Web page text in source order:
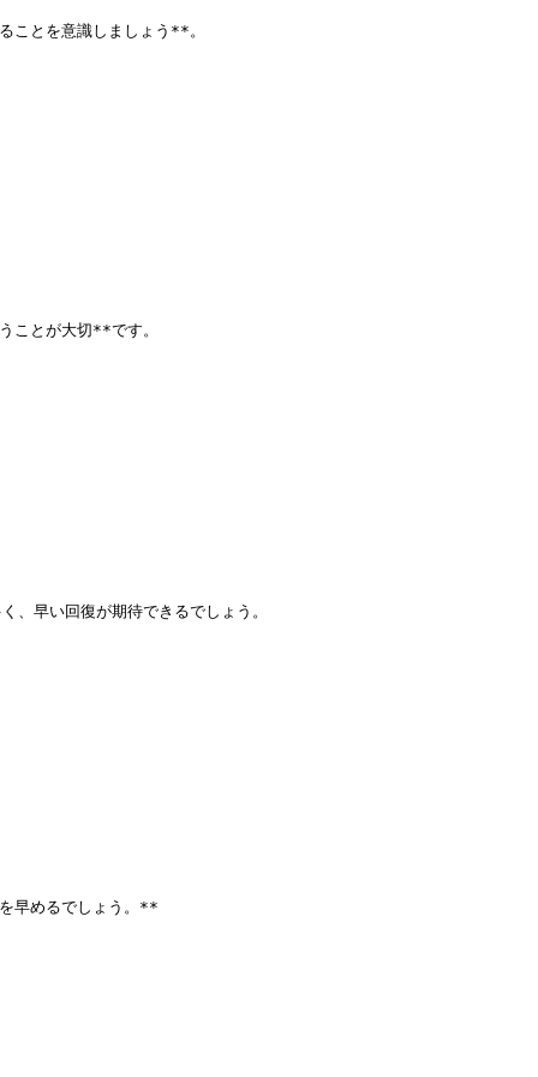
ことを意識しましょう**。
ことが大切**です。
早い回復が期待できるでしょう。
早めるでしょう。**